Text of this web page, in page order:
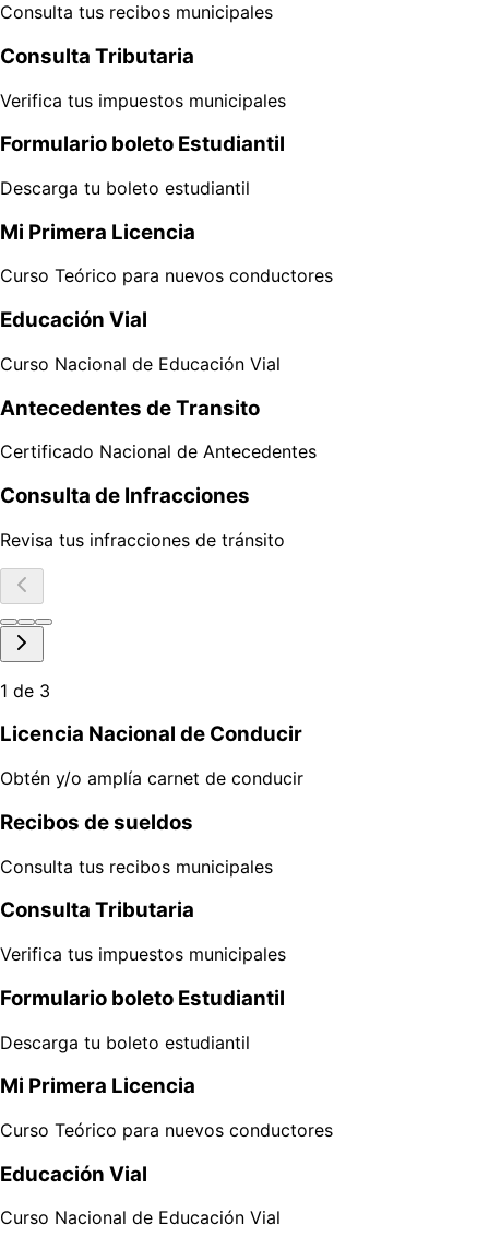
Consulta tus recibos municipales
Consulta Tributaria
Verifica tus impuestos municipales
Formulario boleto Estudiantil
Descarga tu boleto estudiantil
Mi Primera Licencia
Curso Teórico para nuevos conductores
Educación Vial
Curso Nacional de Educación Vial
Antecedentes de Transito
Certificado Nacional de Antecedentes
Consulta de Infracciones
Revisa tus infracciones de tránsito
1 de 3
Licencia Nacional de Conducir
Obtén y/o amplía carnet de conducir
Recibos de sueldos
Consulta tus recibos municipales
Consulta Tributaria
Verifica tus impuestos municipales
Formulario boleto Estudiantil
Descarga tu boleto estudiantil
Mi Primera Licencia
Curso Teórico para nuevos conductores
Educación Vial
Curso Nacional de Educación Vial